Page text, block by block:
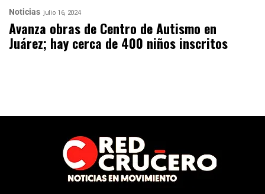
Noticias julio 16, 2024
Avanza obras de Centro de Autismo en
Juárez; hay cerca de 400 niños inscritos